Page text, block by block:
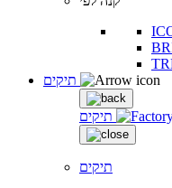
תיקים
תיקים